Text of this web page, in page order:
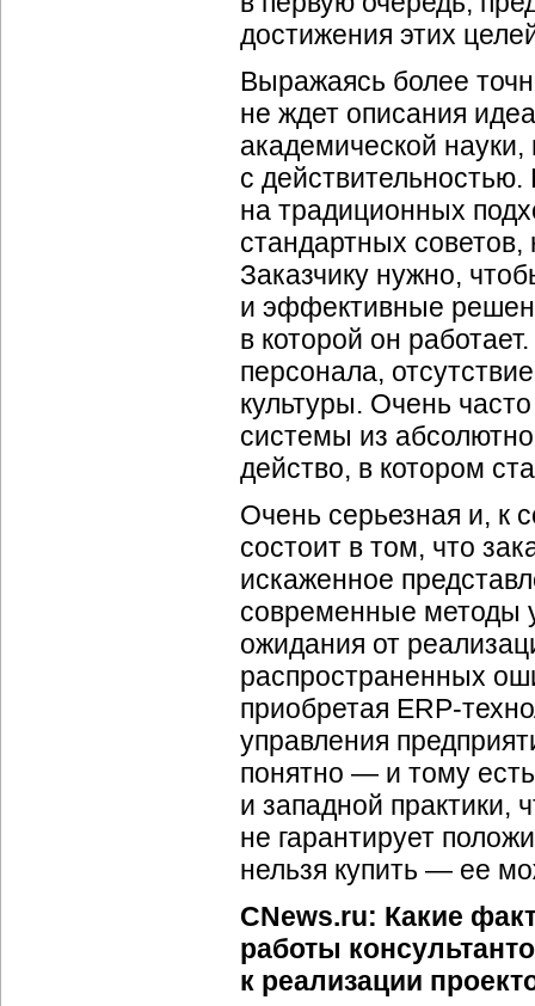
достижения этих
Выражаясь более
не ждет описания
академической
с
на традиционных
стандартных
Заказчику нужно,
и эффективные
в которой он
персонала,
культуры. Очень
системы из
действо, в котором
Очень серьезная и, к
состоит в том, что
искаженное
современные методы
ожидания от
распространенных
приобретая ERP-
управления
понятно — и тому
и западной практики,
не гарантирует
нельзя купить — ее
CNews.ru: Какие
работы
к реализации